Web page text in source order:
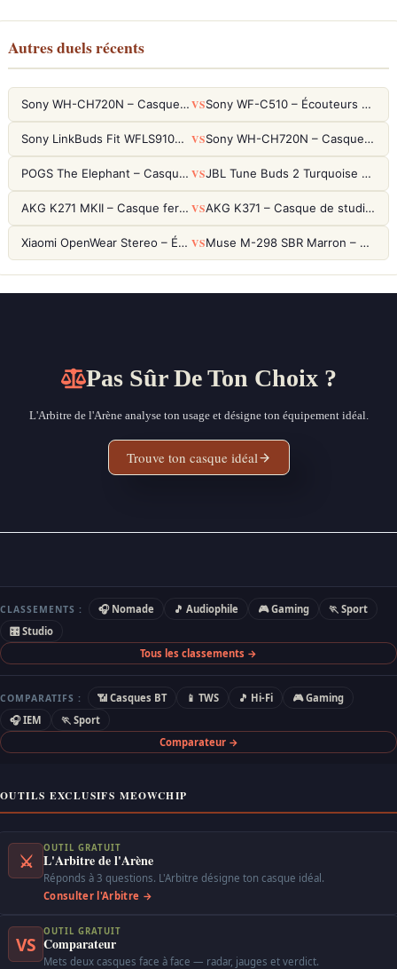
Autres duels récents
Sony WH-CH720N – Casque ANC 35h, Ultra-léger (192g) avec Processeur V1 VS Sony WF-C510 – Écouteurs True Wireless compacts, autonomie 22h et multipoint
Sony LinkBuds Fit WFLS910NW Blanc – Écouteurs Sport Ailes ANC VS Sony WH-CH720N – Casque ANC 35h, Ultra-léger (192g) avec Processeur V1
POGS The Elephant – Casque Filaire Enfants 85dB POGS-Safe™ (Éco-Responsable) VS JBL Tune Buds 2 Turquoise – Écouteurs True Wireless avec ANC et autonomie 48h
AKG K271 MKII – Casque fermé studio fiable pour une écoute neutre VS AKG K371 – Casque de studio fermé 50mm titane, réponse 5Hz-50kHz
Xiaomi OpenWear Stereo – Écouteurs Open-Ear Hi-Res avec réduction de fuite sonore VS Muse M-298 SBR Marron – Casque Bluetooth ANC avec 66h d'autonomie
Pas Sûr De Ton Choix ?
L'Arbitre de l'Arène analyse ton usage et désigne ton équipement idéal.
Trouve ton casque idéal
CLASSEMENTS : 🎧 Nomade 🎵 Audiophile 🎮 Gaming
🏃 Sport
🎛 Studio
Tous les classements →
COMPARATIFS : 📶 Casques BT 📱 TWS 🎵 Hi-Fi
🎮 Gaming
🎧 IEM
🏃 Sport
Comparateur →
OUTILS EXCLUSIFS MEOWCHIP
⚔
OUTIL GRATUIT
L'Arbitre de l'Arène
Réponds à 3 questions. L'Arbitre désigne ton casque idéal.
Consulter l'Arbitre →
VS
OUTIL GRATUIT
Comparateur
Mets deux casques face à face — radar, jauges et verdict.